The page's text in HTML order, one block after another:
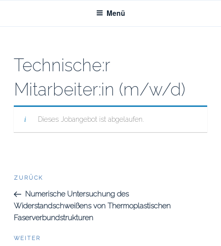
springen
Menü
Technische:r
Mitarbeiter:in (m/w/d)
Dieses Jobangebot ist abgelaufen.
Beitrags-
Navigation
Vorheriger
Beitrag
ZURÜCK
Numerische Untersuchung des
Widerstandschweißens von Thermoplastischen
Faserverbundstrukturen
Nächster
WEITER